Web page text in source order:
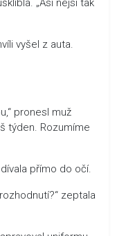
„Asi nejsi tak
vyšel z auta.
pronesl muž
týden. Rozumíme
přímo do očí.
zeptala